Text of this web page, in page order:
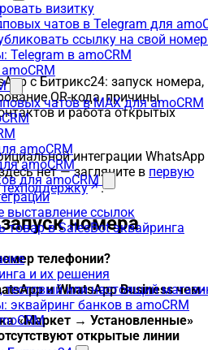
визитку
чатов в Telegram для
ссылку на свой
Telegram в amoCRM
чатов в MAX для amoCRM
amoCRM
amoCRM
для amoCRM
выставление ссылок
товар в SalesBot эквайринга
и их решения
тестовый или настоящий
эквайринг банков в amoCRM
с Битрикс24: запуск номера,
QR-кода, причины
и работа открытых
интеграции WhatsApp
нет — загляните в первую
техподдержку .
номера
телефонии?
и WhatsApp Business чем-
«Маркет → Установленные»
открытые линии